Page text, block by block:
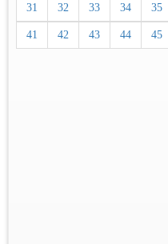
31 32 33 34 35
41 42 43 44 45